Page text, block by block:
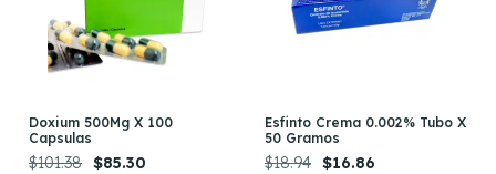
Doxium 500Mg X 100
Capsulas
$101.38 $85.30
Esfinto Crema 0.002% Tubo X
50 Gramos
$18.94 $16.86